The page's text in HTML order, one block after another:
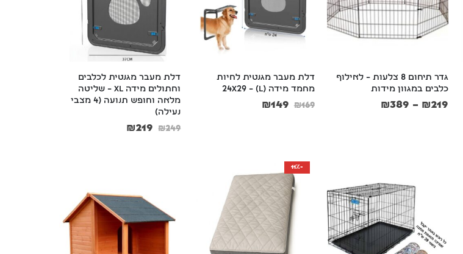
גדר תיחום 8 צלעות – לאילוף
כלבים במגוון מידות
₪219
–
₪389
דלת מעבר מגנטית לחיות
מחמד מידה (L) – 24X29
₪169
₪149
דלת מעבר מגנטית לכלבים
וחתולים מידה XL – שליטה
מלאה וחופש תנועה (4 מצבי
נעילה)
₪249
₪219
-11%